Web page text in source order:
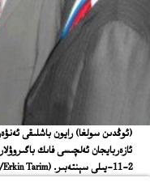
(ئوڭدىن سولغا) رايون باشلىقى
ئازەربايجان ئەلچىسى فاىك
2-11-يىلى سېنتەبىر.
(RFA/Erkin Tarim)